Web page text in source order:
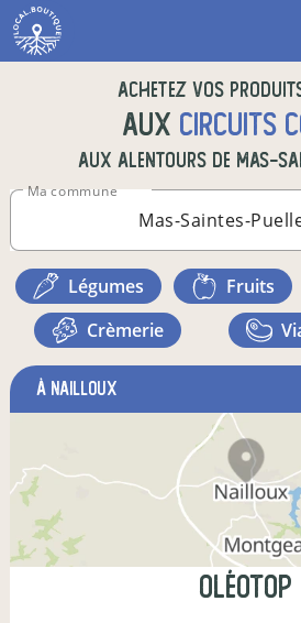
Achetez vos
aux circuits
aux alentours de Mas-
Ma commune
légumes fruits
crèmerie
à Nailloux
OLÉOTOP